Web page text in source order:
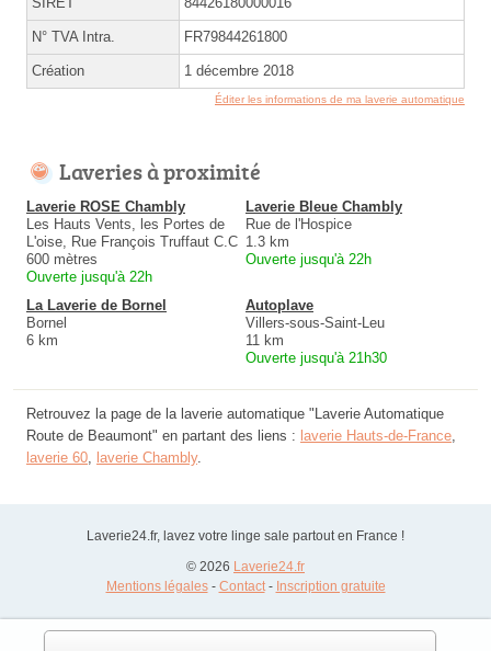
N° TVA Intra. FR79844261800
Création 1 décembre 2018
Éditer les informations de ma laverie automatique
Laveries à proximité
Laverie ROSE Chambly
Les Hauts Vents, les Portes de
L'oise, Rue François Truffaut C.C
600 mètres
Ouverte jusqu'à 22h
Laverie Bleue Chambly
Rue de l'Hospice
1.3 km
Ouverte jusqu'à 22h
La Laverie de Bornel
Bornel
6 km
Autoplave
Villers-sous-Saint-Leu
11 km
Ouverte jusqu'à 21h30
Retrouvez la page de la laverie automatique "Laverie Automatique
Route de Beaumont" en partant des liens : laverie Hauts-de-France,
laverie 60, laverie Chambly.
Laverie24.fr, lavez votre linge sale partout en France !
© 2026 Laverie24.fr
Mentions légales- Contact- Inscription gratuite